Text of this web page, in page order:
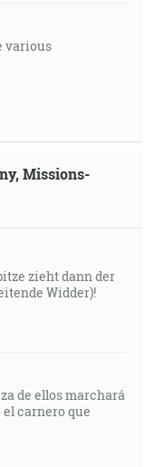
various
Missions-
zieht dann der
Widder)!
de ellos marchará
carnero que